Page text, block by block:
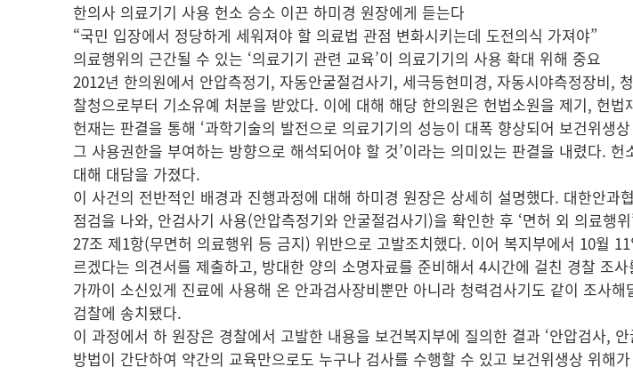
한의사 의료기기 사용 헌소 승소 이끈 하미경 원장에게 듣는다
“국민 입장에서 정당하게 세워져야 할 의료법 관점 변화시키는데 도전의식 가져야”
의료행위의 근간될 수 있는 ‘의료기기 관련 교육’이 의료기기의 사용 확대 위해 중요
2012년 한의원에서 안압측정기, 자동안굴절검사기, 세극등현미경, 자동시야측정장비,
찰청으로부터 기소유예 처분을 받았다. 이에 대해 해당 한의원은 헌법소원을 제기, 헌
헌재는 판결을 통해 ‘과학기술의 발전으로 의료기기의 성능이 대폭 향상되어 보건위
그 사용권한을 부여하는 방향으로 해석되어야 할 것’이라는 의미있는 판결을 내렸다.
대해 대담을 가졌다.
이 사건의 전반적인 배경과 진행과정에 대해 하미경 원장은 상세히 설명했다. 대한안
점검을 나와, 안검사기 사용(안압측정기와 안굴절검사기)을 확인한 후 ‘면허 외 의료행
27조 제1항(무면허 의료행위 등 금지) 위반으로 고발조치했다. 이어 복지부에서 10월
르겠다는 의견서를 제출하고, 방대한 양의 소명자료를 준비해서 4시간에 걸친 경찰 조
가까이 소신있게 진료에 사용해 온 안과검사장비뿐만 아니라 청력검사기도 같이 조사
검찰에 송치됐다.
이 과정에서 하 원장은 경찰에서 고발한 내용을 보건복지부에 질의한 결과 ‘안압검사,
방법이 간단하여 약간의 교육만으로도 누구나 검사를 수행할 수 있고 보건위생상 위해